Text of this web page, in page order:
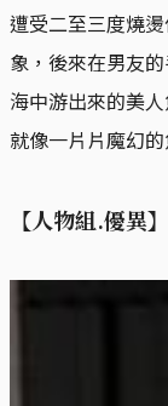
遭受二至三度燒
象，後來在男友
海中游出來的美
就像一片片魔幻
【人物組.優異